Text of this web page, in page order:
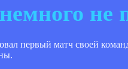
не
первый матч своей